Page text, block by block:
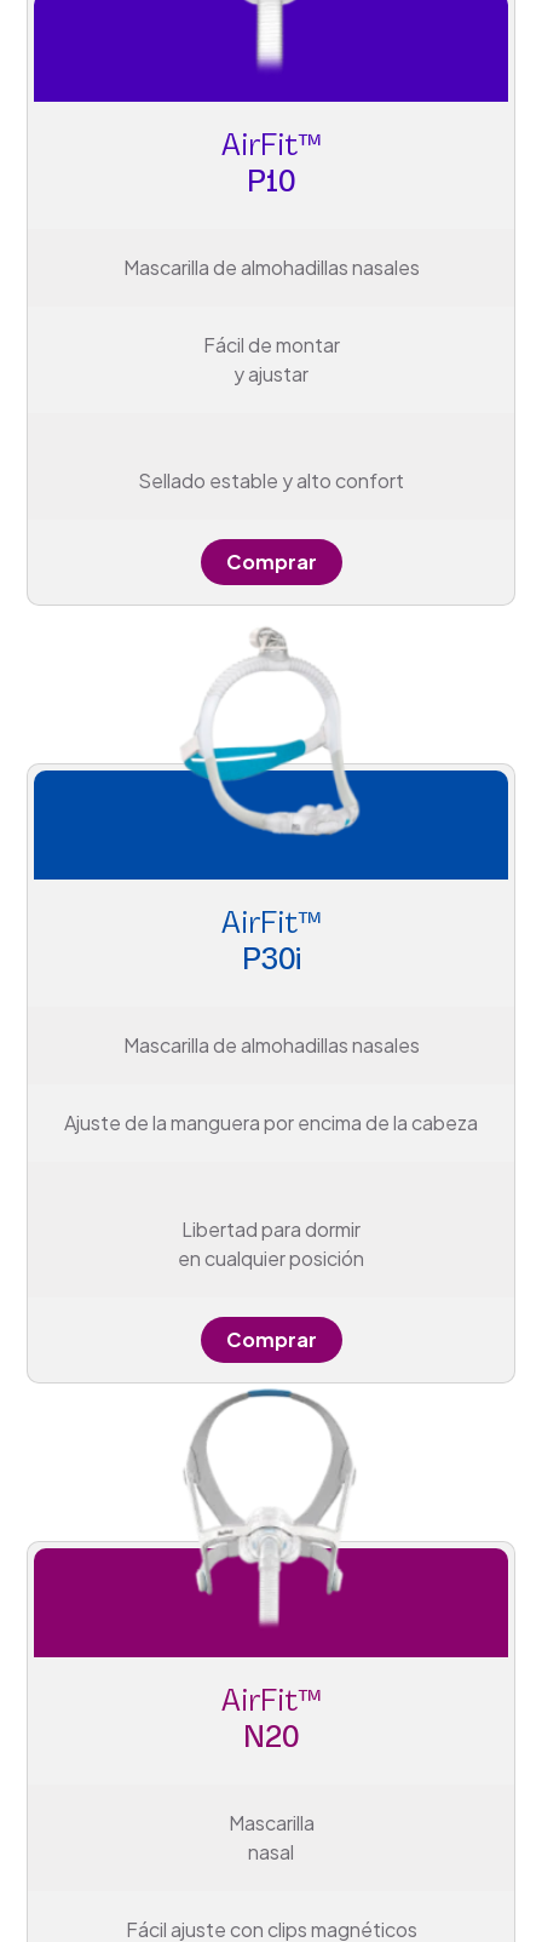
AirFit™
P10
Mascarilla de almohadillas nasales
Fácil de montar
y ajustar
Sellado estable y alto confort
Comprar
AirFit™
P30i
Mascarilla de almohadillas nasales
Ajuste de la manguera por encima de la cabeza
Libertad para dormir
en cualquier posición
Comprar
AirFit™
N20
Mascarilla
nasal
Fácil ajuste con clips magnéticos